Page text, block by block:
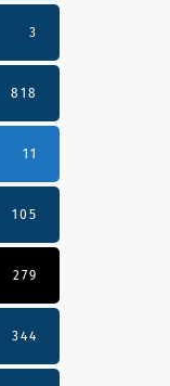
3
818
11
105
279
344